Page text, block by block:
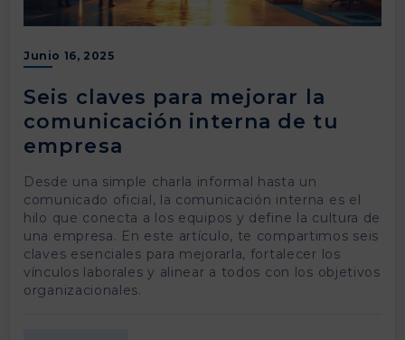
Junio 16, 2025
Seis claves para mejorar la
comunicación interna de tu
empresa
Desde una simple charla informal hasta un
comunicado oficial, la comunicación interna es el
hilo que conecta a los equipos y define la cultura de
una empresa. En este artículo, te compartimos seis
claves esenciales para mejorarla, fortalecer los
vínculos laborales y alinear a todos con los objetivos
organizacionales.